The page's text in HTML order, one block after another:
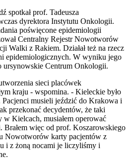
spotkał prof. Tadeusza
dyrektora Instytutu Onkologii.
poświęcone epidemiologii
Centralny Rejestr Nowotworów
Walki z Rakiem. Działał też na rzecz
epidemiologicznych. W wyniku jego
ursynowskie Centrum Onkologii.
sieci placówek
kraju - wspomina. - Kieleckie było
Pacjenci musieli jeździć do Krakowa i
przekonać decydentów, że taki
w Kielcach, musiałem operować
Brałem więc od prof. Koszarowskiego
Nowotworów karty pacjentów z
i z żoną nocami je liczyliśmy i